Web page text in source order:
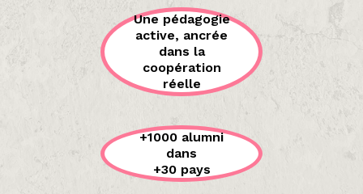
Une pédagogie
active, ancrée
dans la
coopération
réelle
+1000 alumni
dans
+30 pays